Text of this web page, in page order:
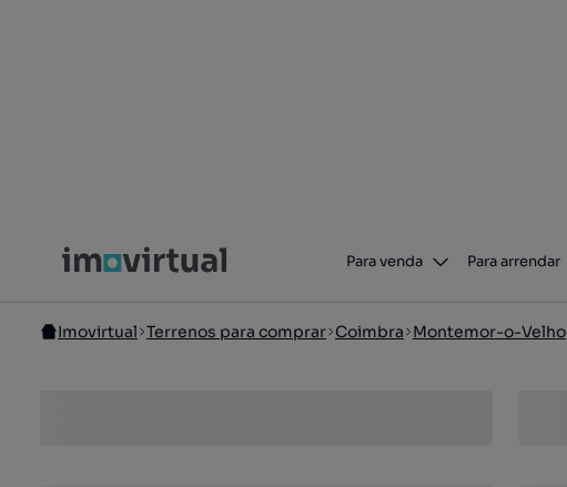
Para venda Para arrendar
Imovirtual Terrenos para comprar Coimbra Montemor-o-Velho